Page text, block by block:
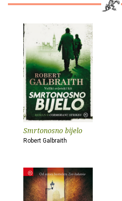
Smrtonosno bijelo
Robert Galbraith